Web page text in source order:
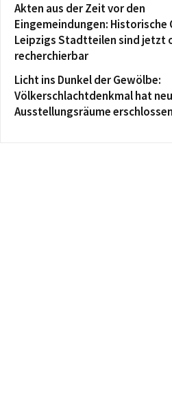
Akten aus der Zeit vor den
Eingemeindungen: Historische
Leipzigs Stadtteilen sind jetzt
recherchierbar
Licht ins Dunkel der Gewölbe:
Völkerschlachtdenkmal hat
Ausstellungsräume erschlossen